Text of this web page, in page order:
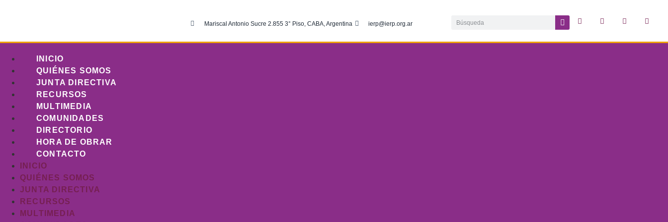
Mariscal Antonio Sucre 2.855 3° Piso, CABA, Argentina ierp@ierp.org.ar
INICIO
QUIÉNES SOMOS
JUNTA DIRECTIVA
RECURSOS
MULTIMEDIA
COMUNIDADES
DIRECTORIO
HORA DE OBRAR
CONTACTO
INICIO
QUIÉNES SOMOS
JUNTA DIRECTIVA
RECURSOS
MULTIMEDIA